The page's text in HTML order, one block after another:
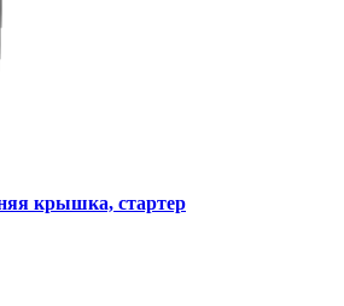
крышка, стартер